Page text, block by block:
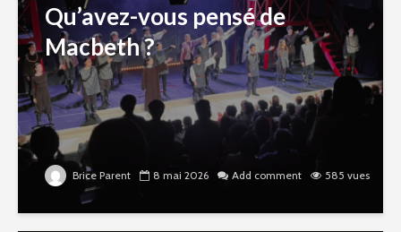
Qu’avez-vous pensé de
Macbeth ?
Brice Parent 8 mai 2026 Add comment 585 vues